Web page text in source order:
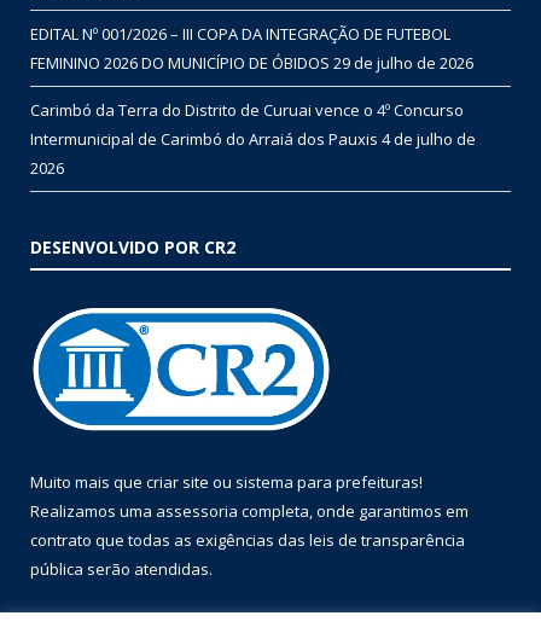
EDITAL Nº 001/2026 – III COPA DA INTEGRAÇÃO DE FUTEBOL
FEMININO 2026 DO MUNICÍPIO DE ÓBIDOS 29 de julho de 2026
Carimbó da Terra do Distrito de Curuai vence o 4º Concurso
Intermunicipal de Carimbó do Arraiá dos Pauxis 4 de julho de
2026
DESENVOLVIDO POR CR2
Muito mais que criar site ou sistema para prefeituras!
Realizamos uma assessoria completa, onde garantimos em
contrato que todas as exigências das leis de transparência
pública serão atendidas.